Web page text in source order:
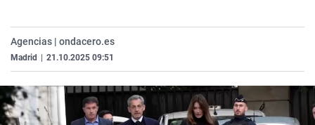
Agencias | ondacero.es
Madrid 21.10.2025 09:51